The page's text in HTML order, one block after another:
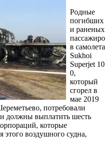
Родные
погибших
и раненых
пассажиро
в самолета
Sukhoi
Superjet 10
0,
который
сгорел в
мае 2019
потребовали
должны выплатить шесть
которые
воздушного судна,